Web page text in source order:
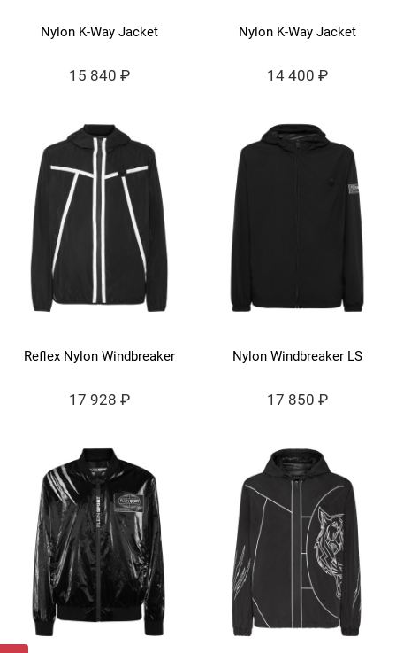
Nylon K-Way Jacket
15 840 ₽
Nylon K-Way Jacket
14 400 ₽
Reflex Nylon Windbreaker
17 928 ₽
Nylon Windbreaker LS
17 850 ₽